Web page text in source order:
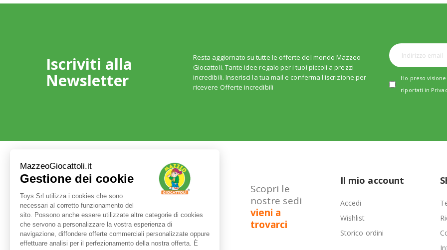
Iscriviti alla
Newsletter
Resta aggiornato su tutte le offerte del mondo Mazzeo
Giocattoli. Tante idee regalo per i tuoi piccoli a prezzi
incredibili. Inserisci la tua mail e conferma l'iscrizione per
ricevere Offerte incredibili
Ho preso
riportati in
Servizio clienti
Scopri le
nostre sedi
vieni a
trovarci
Il mio account
Accedi
Wishlist
Storico ordini